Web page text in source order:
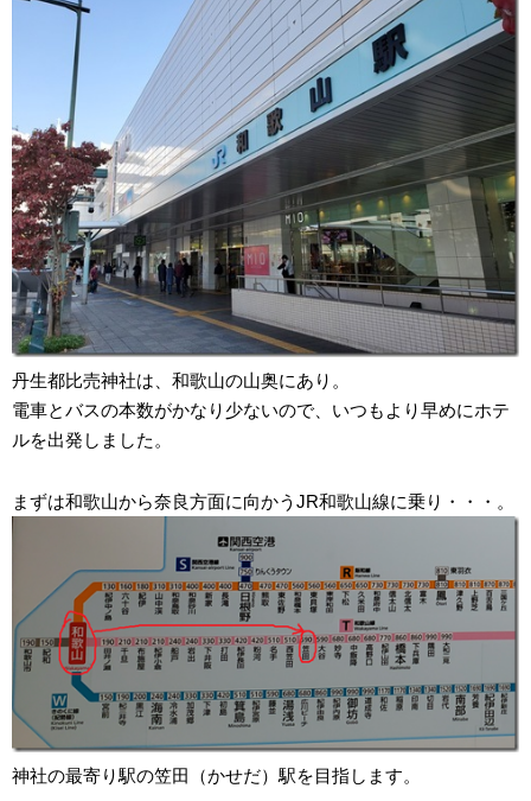
丹生都比売神社は、和歌山の山奥にあり。
電車とバスの本数がかなり少ないので、いつもより早めにホテ
ルを出発しました。
まずは和歌山から奈良方面に向かうJR和歌山線に乗り・・・。
神社の最寄り駅の笠田（かせだ）駅を目指します。